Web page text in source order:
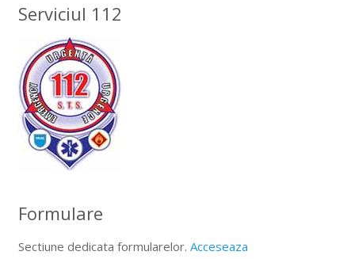
Serviciul 112
Formulare
Sectiune dedicata formularelor. Acceseaza